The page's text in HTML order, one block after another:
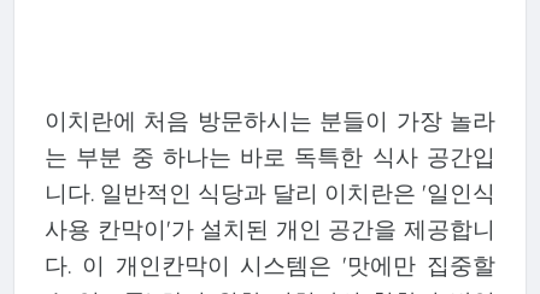
이치란에 처음 방문하시는 분들이 가장 놀라
는 부분 중 하나는 바로 독특한 식사 공간입
니다. 일반적인 식당과 달리 이치란은 '일인식
사용 칸막이'가 설치된 개인 공간을 제공합니
다. 이 개인칸막이 시스템은 '맛에만 집중할